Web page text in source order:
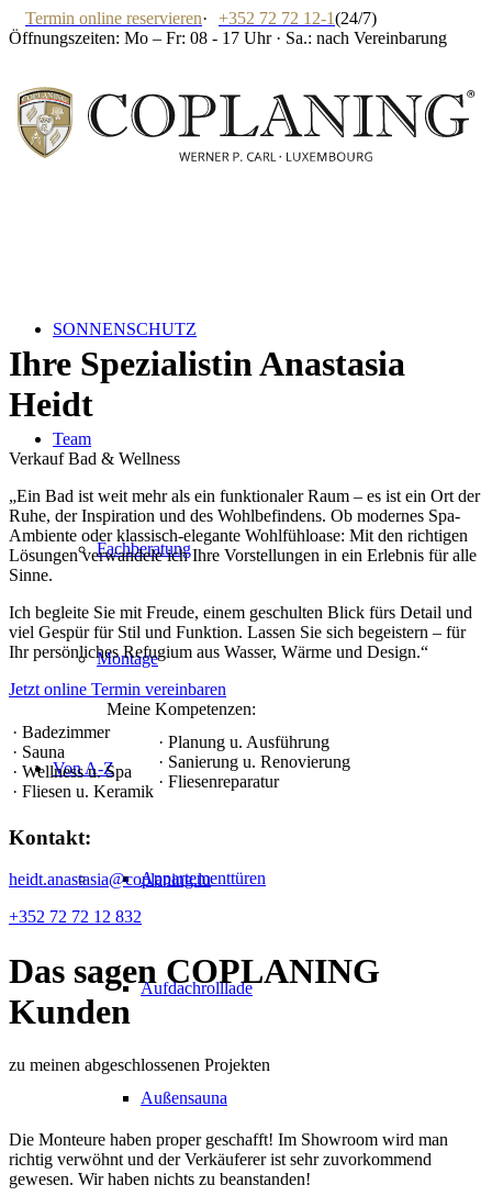
Termin online reservieren· +352 72 72 12-1(24/7)
Öffnungszeiten: Mo – Fr: 08 - 17 Uhr · Sa.: nach Vereinbarung
SONNENSCHUTZ
Team
Fachberatung
Montage
Von A-Z
Appartementtüren
Aufdachrolllade
Außensauna
Ihre SpezialistinAnastasia
Heidt
Verkauf Bad & Wellness
„Ein Bad ist weit mehr als ein funktionaler Raum – es ist ein Ort der
Ruhe, der Inspiration und des Wohlbefindens. Ob modernes Spa-
Ambiente oder klassisch-elegante Wohlfühloase: Mit den richtigen
Lösungen verwandele ich Ihre Vorstellungen in ein Erlebnis für alle
Sinne.
Ich begleite Sie mit Freude, einem geschulten Blick fürs Detail und
viel Gespür für Stil und Funktion. Lassen Sie sich begeistern – für
Ihr persönliches Refugium aus Wasser, Wärme und Design.“
Jetzt online Termin vereinbaren
Meine Kompetenzen:
· Badezimmer
· Sauna
· Wellness u. Spa
· Fliesen u. Keramik
· Planung u. Ausführung
· Sanierung u. Renovierung
· Fliesenreparatur
Kontakt:
heidt.anastasia@coplaning.lu
+352 72 72 12 832
Das sagen COPLANING
Kunden
zu meinen abgeschlossenen Projekten
Die Monteure haben proper geschafft! Im Showroom wird man
richtig verwöhnt und der Verkäuferer ist sehr zuvorkommend
gewesen. Wir haben nichts zu beanstanden!